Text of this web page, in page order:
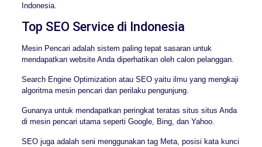
Indonesia.
Top SEO Service di Indonesia
Mesin Pencari adalah sistem paling tepat sasaran untuk
mendapatkan website Anda diperhatikan oleh calon pelanggan.
Search Engine Optimization atau SEO yaitu ilmu yang mengkaji
algoritma mesin pencari dan perilaku pengunjung.
Gunanya untuk mendapatkan peringkat teratas situs situs Anda
di mesin pencari utama seperti Google, Bing, dan Yahoo.
SEO juga adalah seni menggunakan tag Meta, posisi kata kunci